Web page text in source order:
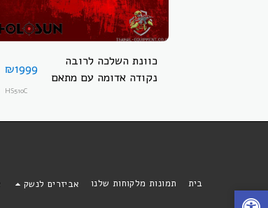
כוונת השלכה לרובה
נקודה אדומה עם מתאם
₪1999
HS510C
בית תמונות מלקוחות שלנו אביזרים לנשק